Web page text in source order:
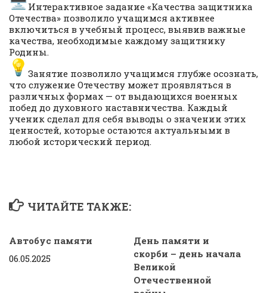
Интерактивное задание «Качества защитника
Отечества» позволило учащимся активнее
включиться в учебный процесс, выявив важные
качества, необходимые каждому защитнику
Родины.
Занятие позволило учащимся глубже осознать,
что служение Отечеству может проявляться в
различных формах — от выдающихся военных
побед до духовного наставничества. Каждый
ученик сделал для себя выводы о значении этих
ценностей, которые остаются актуальными в
любой исторический период.
ЧИТАЙТЕ ТАКЖЕ:
Автобус памяти
06.05.2025
День памяти и
скорби – день начала
Великой
Отечественной